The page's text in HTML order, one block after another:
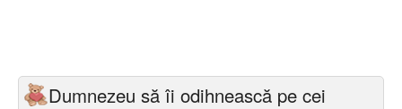
Dumnezeu să îi odihnească pe cei